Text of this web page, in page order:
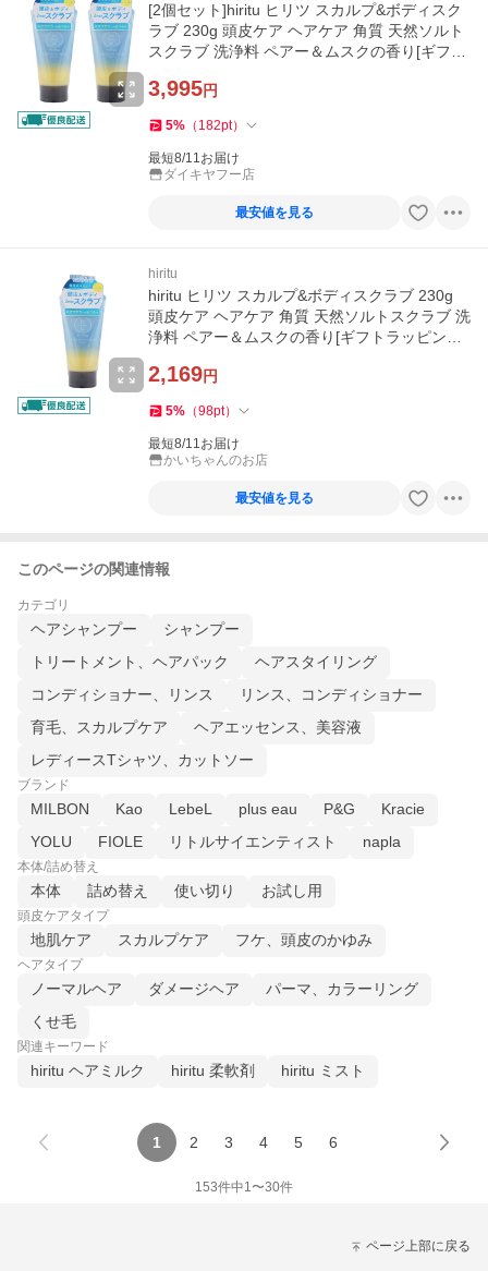
[2個セット]hiritu ヒリツ スカルプ&ボディスク
ラブ 230g 頭皮ケア ヘアケア 角質 天然ソルト
スクラブ 洗浄料 ペアー＆ムスクの香り[ギフト
3,995円
5% （ 182pt）
最短8/11お届け
ダイキヤフー店
最安値を見る
hiritu
hiritu ヒリツ スカルプ&ボディスクラブ 230g
頭皮ケア ヘアケア 角質 天然ソルトスクラブ 洗
浄料 ペアー＆ムスクの香り[ギフトラッピング
2,169円
5% （98pt）
最短8/11お届け
かいちゃんのお店
最安値を見る
このページの関連情報
カテゴリ
ヘアシャンプー
シャンプー
トリートメント、ヘアパック
ヘアスタイリング
コンディショナー、リンス
リンス、コンディショナー
育毛、スカルプケア
ヘアエッセンス、美容液
レディースTシャツ、カットソー
ブランド
MILBON Kao LebeL plus eau P&G
Kracie
YOLU
FIOLE リトルサイエンティスト napla
本体/詰め替え
本体 詰め替え 使い切り お試し用
頭皮ケアタイプ
地肌ケア スカルプケア フケ、頭皮のかゆみ
ヘアタイプ
ノーマルヘア ダメージヘア
パーマ、カラーリング
くせ毛
関連キーワード
hiritu ヘアミルク hiritu 柔軟剤 hiritu ミスト
1 2 3 4 5 6
153件中1〜30件
ページ上部に戻る